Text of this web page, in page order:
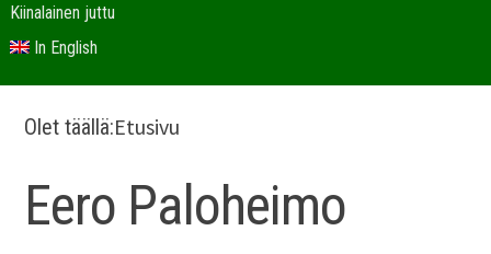
Kiinalainen juttu
In English
Olet täällä:Etusivu
Eero Paloheimo